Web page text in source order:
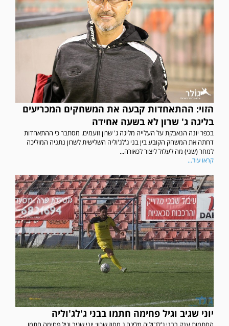
הזוי: ההתאחדות קבעה את המשחקים המכריעים
בליגה ג' שרון לא בשעה אחידה
בכפר יונה הנאבקת על העלייה מליגה ג' שרון זועמים. מסתבר כי ההתאחדות
דחתה את המשחק הקובע בין בני ג'לג'וליה השלישית לשרון נתניה המוליכה
למחר (שני) מה לעלול ליצור לכאורה...
קראו עוד...
יוני שגיב וגיל פחימה חתמו בבני ג'לג'וליה